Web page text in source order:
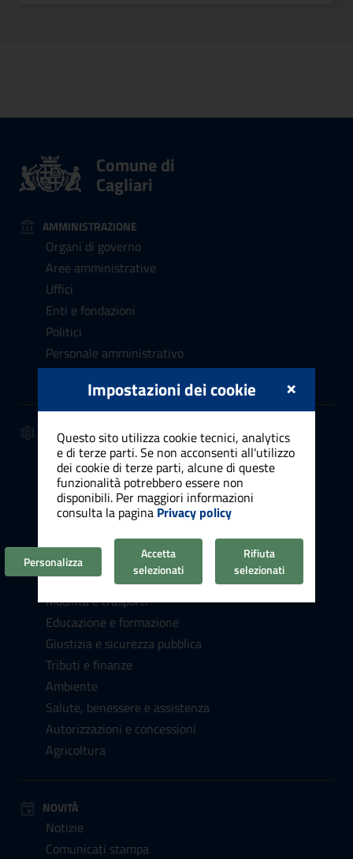
Comune di
Cagliari
AMMINISTRAZIONE
Organi di governo
Aree amministrative
Uffici
Enti e fondazioni
Politici
Personale amministrativo
Luoghi
SERVIZI
Anagrafe, stato civile, elettorale
Cultura e tempo libero
Vita lavorativa
Attività produttive e commercio
Appalti pubblici
Catasto e urbanistica
Turismo
Mobilità e trasporti
Educazione e formazione
Giustizia e sicurezza pubblica
Tributi e finanze
Ambiente
Salute, benessere e assistenza
Autorizzazioni e concessioni
Agricoltura
NOVITÀ
Notizie
Comunicati stampa
×
Impostazioni dei cookie
Questo sito utilizza cookie tecnici, analytics
e di terze parti. Se non acconsenti all'utilizzo
dei cookie di terze parti, alcune di queste
funzionalità potrebbero essere non
disponibili. Per maggiori informazioni
consulta la pagina Privacy policy
Personalizza
Accetta
selezionati
Rifiuta
selezionati